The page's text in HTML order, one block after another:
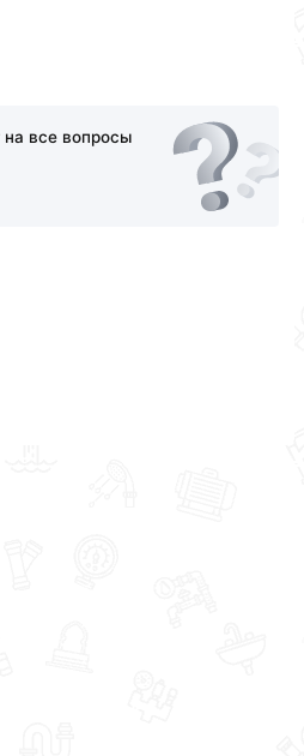
онлайн заказа
все вопросы